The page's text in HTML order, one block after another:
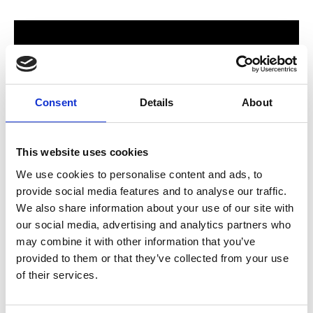
Consent Details About
This website uses cookies
We use cookies to personalise content and ads, to
provide social media features and to analyse our traffic.
We also share information about your use of our site with
our social media, advertising and analytics partners who
may combine it with other information that you’ve
provided to them or that they’ve collected from your use
of their services.
För hela familjen
2024 stod Varbergs nya butik och bygglagar klart. Förmodligen
ett av Sveriges mest välsorterade byggvaruhus som välkomnar
både dig som konsument och proffskund. Varbergs Trä har allt